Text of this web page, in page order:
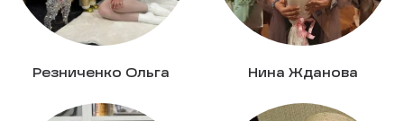
Резниченко Ольга Нина Жданова